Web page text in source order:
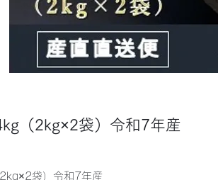
（2kg×2袋）令和7年産
袋）令和7年産